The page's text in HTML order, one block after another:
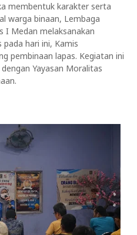
membentuk karakter serta
warga binaan, Lembaga
I Medan melaksanakan
hari ini, Kamis
pembinaan lapas. Kegiatan ini
Yayasan Moralitas